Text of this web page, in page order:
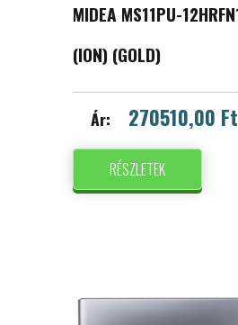
MIDEA MS11PU-
(ION) (GOLD)
Ár: 270510,00 Ft
RÉSZLETEK